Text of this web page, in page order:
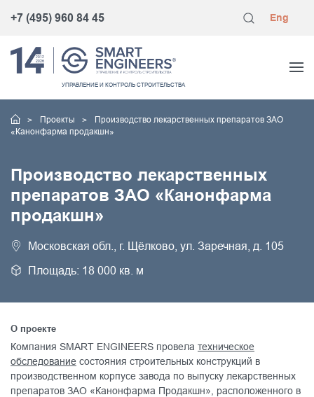
+7 (495) 960 84 45 Eng
УПРАВЛЕНИЕ И КОНТРОЛЬ СТРОИТЕЛЬСТВА
Проекты
Производство лекарственных препаратов ЗАО
«Канонфарма продакшн»
Производство лекарственных
препаратов ЗАО «Канонфарма
продакшн»
Московская обл., г. Щёлково, ул. Заречная, д. 105
Площадь: 18 000 кв. м
О проекте
Компания SMART ENGINEERS провела техническое
обследование состояния строительных конструкций в
производственном корпусе завода по выпуску лекарственных
препаратов ЗАО «Канонфарма Продакшн», расположенного в